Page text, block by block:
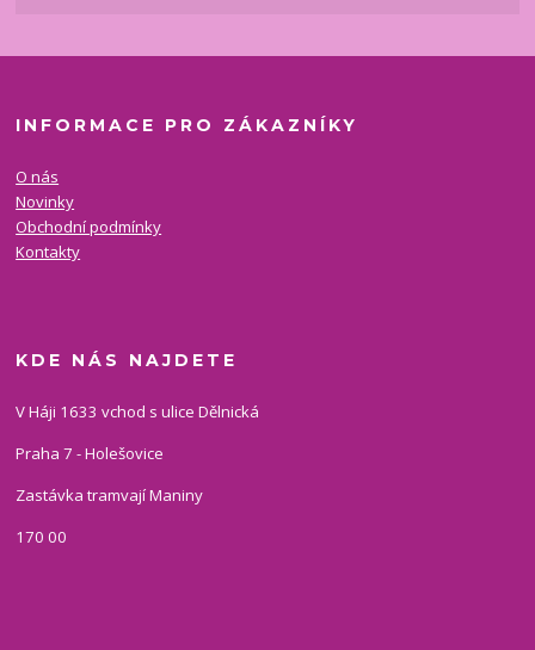
INFORMACE PRO ZÁKAZNÍKY
O nás
Novinky
Obchodní podmínky
Kontakty
KDE NÁS NAJDETE
V Háji 1633 vchod s ulice Dělnická
Praha 7 - Holešovice
Zastávka tramvají Maniny
170 00